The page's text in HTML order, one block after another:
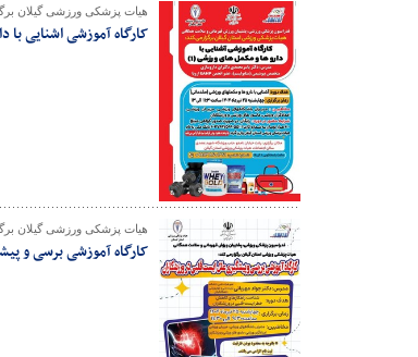
هیات پزشکی ورزشی گیلان
کارگاه آموزشی اشنایی با
هیات پزشکی ورزشی گیلان
کارگاه آموزشی برسی و